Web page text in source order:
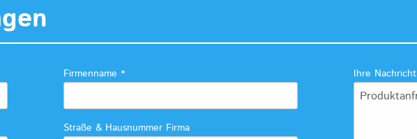
Firmenname *
Straße & Hausnummer Firma
Ihre Nachricht